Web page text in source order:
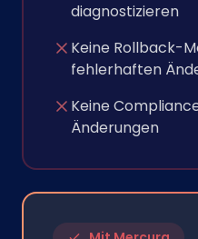
diagnostizieren
Keine Rollback-
fehlerhaften
Keine
Änderungen